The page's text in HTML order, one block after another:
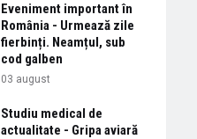
Eveniment important în
România - Urmează zile
fierbinți. Neamțul, sub
cod galben
03 august
Studiu medical de
actualitate - Gripa aviară